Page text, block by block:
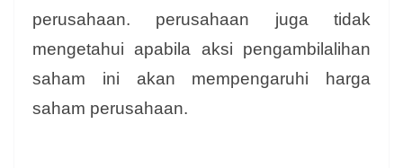
perusahaan. perusahaan juga tidak
mengetahui apabila aksi pengambilalihan
saham ini akan mempengaruhi harga
saham perusahaan.